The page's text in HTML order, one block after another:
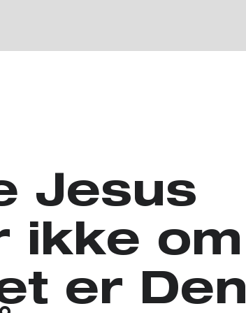
Jesus
ikke om
er Den